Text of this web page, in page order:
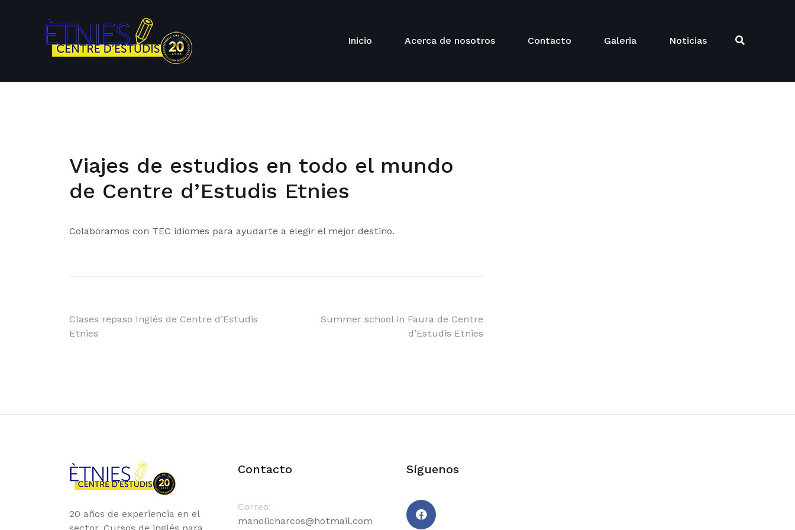
Inicio Acerca de nosotros Contacto Galeria Noticias
Viajes de estudios en todo el mundo
de Centre d’Estudis Etnies
Colaboramos con TEC idiomes para ayudarte a elegir el mejor destino.
Navegación
Clases repaso Inglés de Centre d’Estudis
Etnies
Summer school in Faura de Centre
d’Estudis Etnies
20 años de experiencia en el
Contacto
Correo:
manolicharcos@hotmail.com
Síguenos